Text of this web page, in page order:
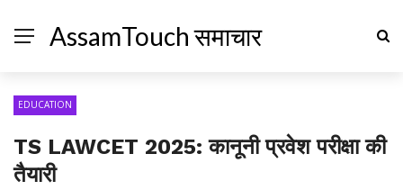
AssamTouch समाचार
EDUCATION
TS LAWCET 2025: कानूनी प्रवेश परीक्षा की
तैयारी